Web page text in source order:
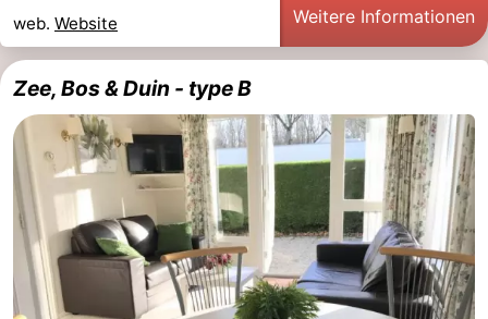
web. Website Weitere Informationen
Zee, Bos & Duin - type B